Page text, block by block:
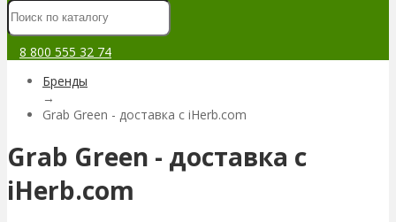
8 800 555 32 74
Бренды
→
Grab Green - доставка с iHerb.com
Grab Green - доставка с
iHerb.com